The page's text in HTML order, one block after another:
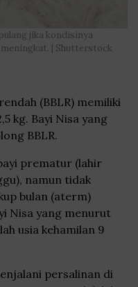
jika kondisinya
| Shutterstock
(BBLR) memiliki
kg. Bayi Nisa yang
BBLR.
prematur (lahir
namun tidak
bulan (aterm)
Nisa yang menurut
usia kehamilan 9
persalinan di